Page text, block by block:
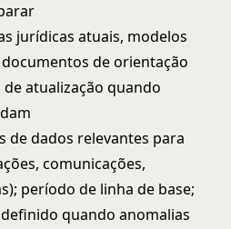
jurídicas atuais, modelos
de orientação
atualização quando
de dados relevantes para
comunicações,
período de linha de base;
quando anomalias